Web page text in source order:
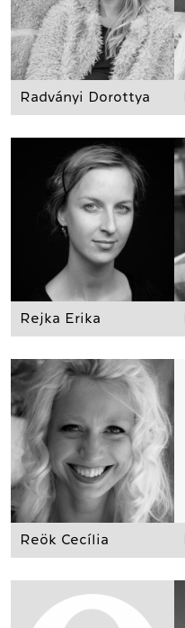
Radványi Dorottya
Rejka Erika
Reök Cecília